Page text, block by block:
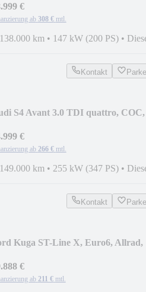
€
ab 308 € mtl.
138.000 km • 147 kW (200 PS) •
Kontakt
S4 Avant 3.0 TDI quattro, COC,
€
ab 266 € mtl.
149.000 km • 255 kW (347 PS) •
Kontakt
Kuga ST-Line X, Euro6, Allrad,
€
ab 211 € mtl.